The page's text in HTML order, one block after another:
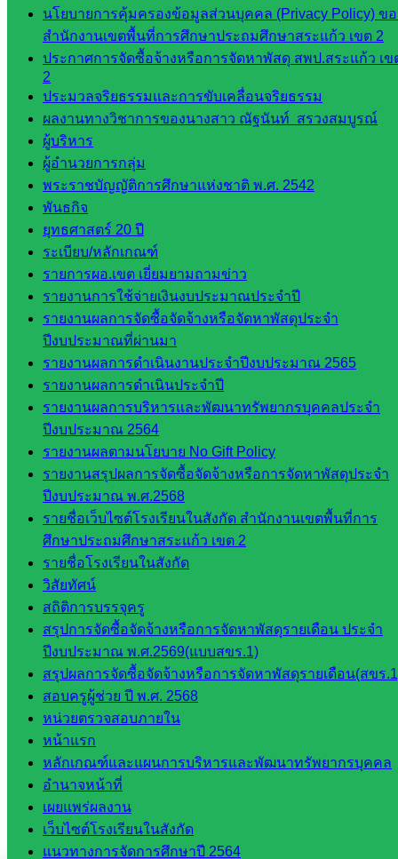
นโยบายการคุ้มครองข้อมูลส่วนบุคคล (Privacy Policy) ข
สำนักงานเขตพื้นที่การศึกษาประถมศึกษาสระแก้ว เขต 2
ประกาศการจัดซื้อจ้างหรือการจัดหาพัสดุ สพป.สระแก้ว เข
2
ประมวลจริยธรรมและการขับเคลื่อนจริยธรรม
ผลงานทางวิชาการของนางสาว ณัฐนันท์ สรวงสมบูรณ์
ผู้บริหาร
ผู้อำนวยการกลุ่ม
พระราชบัญญัติการศึกษาแห่งชาติ พ.ศ. 2542
พันธกิจ
ยุทธศาสตร์ 20 ปี
ระเบียบ/หลักเกณฑ์
รายการผอ.เขต เยี่ยมยามถามข่าว
รายงานการใช้จ่ายเงินงบประมาณประจำปี
รายงานผลการจัดซื้อจัดจ้างหรือจัดหาพัสดุประจำ
ปีงบประมาณที่ผ่านมา
รายงานผลการดำเนินงานประจำปีงบประมาณ 2565
รายงานผลการดำเนินประจำปี
รายงานผลการบริหารและพัฒนาทรัพยากรบุคคลประจำ
ปีงบประมาณ 2564
รายงานผลตามนโยบาย No Gift Policy
รายงานสรุปผลการจัดซื้อจัดจ้างหรือการจัดหาพัสดุประจำ
ปีงบประมาณ พ.ศ.2568
รายชื่อเว็บไซต์โรงเรียนในสังกัด สำนักงานเขตพื้นที่การ
ศึกษาประถมศึกษาสระแก้ว เขต 2
รายชื่อโรงเรียนในสังกัด
วิสัยทัศน์
สถิติการบรรจุครู
สรุปการจัดซื้อจัดจ้างหรือการจัดหาพัสดุรายเดือน ประจำ
ปีงบประมาณ พ.ศ.2569(แบบสขร.1)
สรุปผลการจัดซื้อจัดจ้างหรือการจัดหาพัสดุรายเดือน(สขร
สอบครูผู้ช่วย ปี พ.ศ. 2568
หน่วยตรวจสอบภายใน
หน้าแรก
หลักเกณฑ์และแผนการบริหารและพัฒนาทรัพยากรบุคคล
อำนาจหน้าที่
เผยแพร่ผลงาน
เว็บไซต์โรงเรียนในสังกัด
แนวทางการจัดการศึกษาปี 2564
โยบาย
และแผน
กลุ่มส่ง
เสริมการ
จัดการ
ศึกษา
กลุ่ม
บริหาร
งาน
บุคคล
กลุ่ม
พัฒนาครู
และบุ
คลากรฯ
กลุ่มนิ
เทศ
ติดตาม
และประ
เมินผลฯ
::: ©2021 sakarea2.go.th. All rights reserved. Design By SK2 ICT
TEAM :::
สอบถามได้นะคะ
Line
Tel 037-232263:
Messenger
Facebook